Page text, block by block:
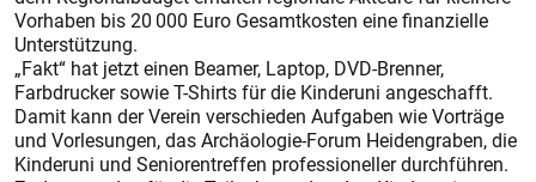
Vorhaben bis 20 000 Euro Gesamtkosten eine finanzielle
Unterstützung.
„Fakt“ hat jetzt einen Beamer, Laptop, DVD-Brenner,
Farbdrucker sowie T-Shirts für die Kinder­uni angeschafft.
Damit kann der Verein verschieden Aufgaben wie Vorträge
und Vorlesungen, das Archäologie-Forum Heidengraben, die
Kinderuni und Seniorentreffen professioneller durchführen.